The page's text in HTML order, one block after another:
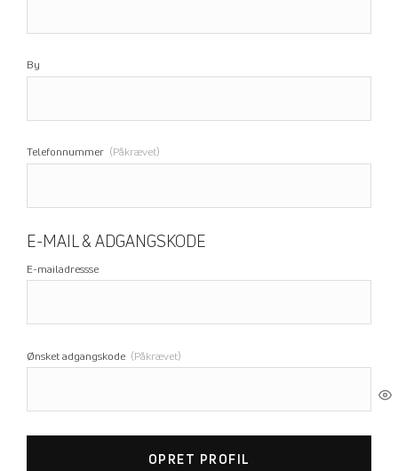
By
Telefonnummer (Påkrævet)
E-MAIL & ADGANGSKODE
E-mailadressse
Ønsket adgangskode (Påkrævet)
OPRET PROFIL